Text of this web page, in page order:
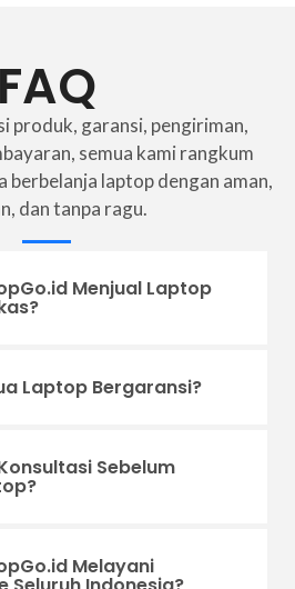
FAQ
produk, garansi, pengiriman,
semua kami rangkum
berbelanja laptop dengan aman,
dan tanpa ragu.
Menjual Laptop
Laptop Bergaransi?
Sebelum
Melayani